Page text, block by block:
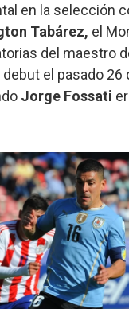
en la selección
Tabárez, el
del maestro
debut el pasado 26
Jorge Fossati